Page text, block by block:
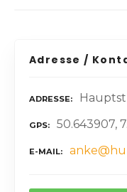
Adresse /
ADRESSE
GPS 50.643907,
E-MAIL